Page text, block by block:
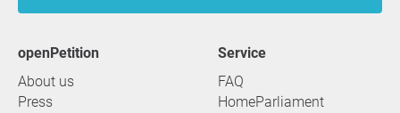
openPetition
About us
Press
service
FAQ
HomeParliament